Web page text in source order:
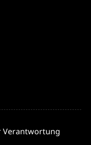
Verantwortung